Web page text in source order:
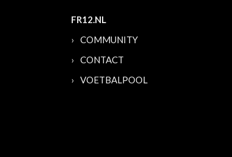
FR12.NL
COMMUNITY
CONTACT
VOETBALPOOL